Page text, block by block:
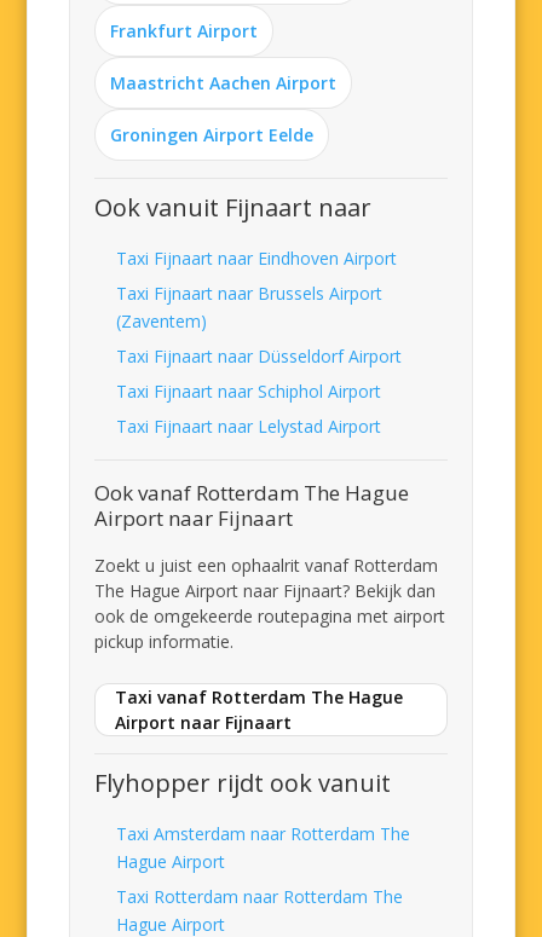
Frankfurt Airport
Maastricht Aachen Airport
Groningen Airport Eelde
Ook vanuit Fijnaart naar
Taxi Fijnaart naar Eindhoven Airport
Taxi Fijnaart naar Brussels Airport
(Zaventem)
Taxi Fijnaart naar Düsseldorf Airport
Taxi Fijnaart naar Schiphol Airport
Taxi Fijnaart naar Lelystad Airport
Ook vanaf Rotterdam The Hague
Airport naar Fijnaart
Zoekt u juist een ophaalrit vanaf Rotterdam
The Hague Airport naar Fijnaart? Bekijk dan
ook de omgekeerde routepagina met airport
pickup informatie.
Taxi vanaf Rotterdam The Hague
Airport naar Fijnaart
Flyhopper rijdt ook vanuit
Taxi Amsterdam naar Rotterdam The
Hague Airport
Taxi Rotterdam naar Rotterdam The
Hague Airport